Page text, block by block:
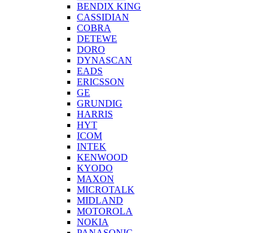
BENDIX KING
CASSIDIAN
COBRA
DETEWE
DORO
DYNASCAN
EADS
ERICSSON
GE
GRUNDIG
HARRIS
HYT
ICOM
INTEK
KENWOOD
KYODO
MAXON
MICROTALK
MIDLAND
MOTOROLA
NOKIA